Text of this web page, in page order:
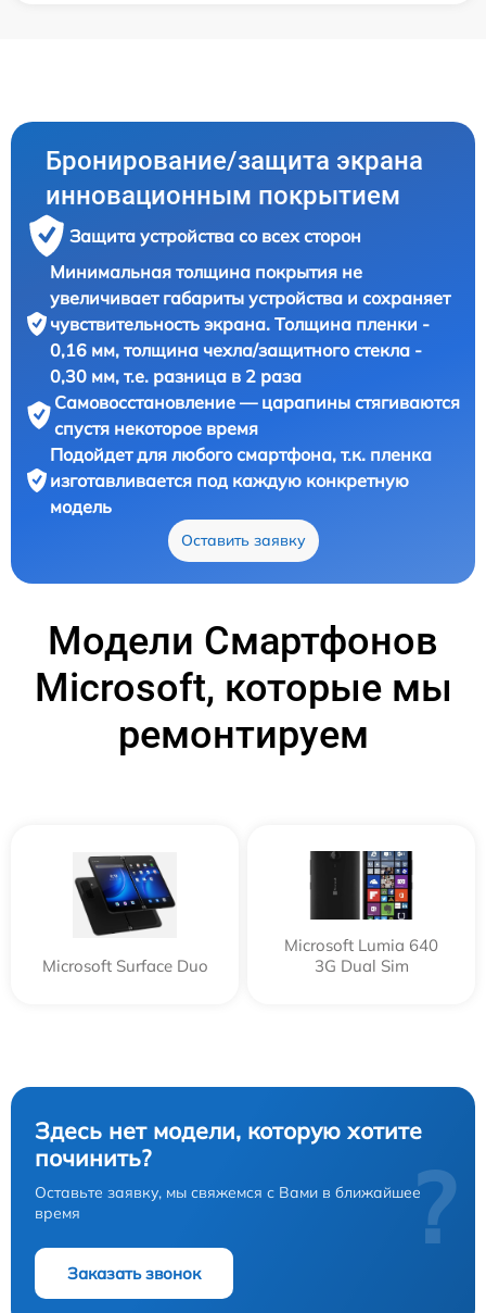
Бронирование/защита экрана
инновационным покрытием
Защита устройства со всех сторон
Минимальная толщина покрытия не
увеличивает габариты устройства и сохраняет
чувствительность экрана. Толщина пленки -
0,16 мм, толщина чехла/защитного стекла -
0,30 мм, т.е. разница в 2 раза
Самовосстановление — царапины стягиваются
спустя некоторое время
Подойдет для любого смартфона, т.к. пленка
изготавливается под каждую конкретную
модель
Оставить заявку
Модели Смартфонов
Microsoft, которые мы
ремонтируем
Microsoft Surface Duo
Microsoft Lumia 640
3G Dual Sim
Здесь нет модели, которую хотите
починить?
Оставьте заявку, мы свяжемся с Вами в ближайшее
время
Заказать звонок
?